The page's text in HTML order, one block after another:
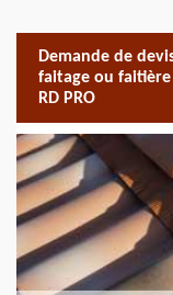
Demande de
faitage ou
RD PRO